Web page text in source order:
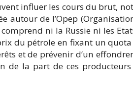
influer les cours du brut,
autour de l’Opep
ni la Russie ni les
du pétrole en fixant un
et de prévenir d’un
de la part de ces